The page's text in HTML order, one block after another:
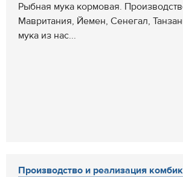
Рыбная мука кормовая.
Мавритания, Йемен, Сенегал,
мука из нас...
Производство и реализация